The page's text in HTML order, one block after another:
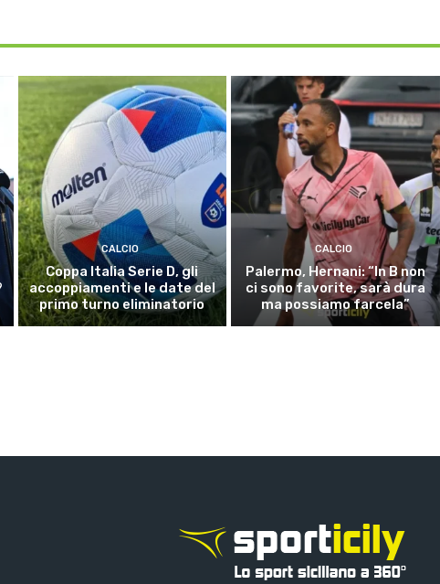
CALCIO
Coppa Italia Serie D, gli
accoppiamenti e le date del
primo turno eliminatorio
CALCIO
Palermo, Hernani: “In B non
ci sono favorite, sarà dura
ma possiamo farcela”